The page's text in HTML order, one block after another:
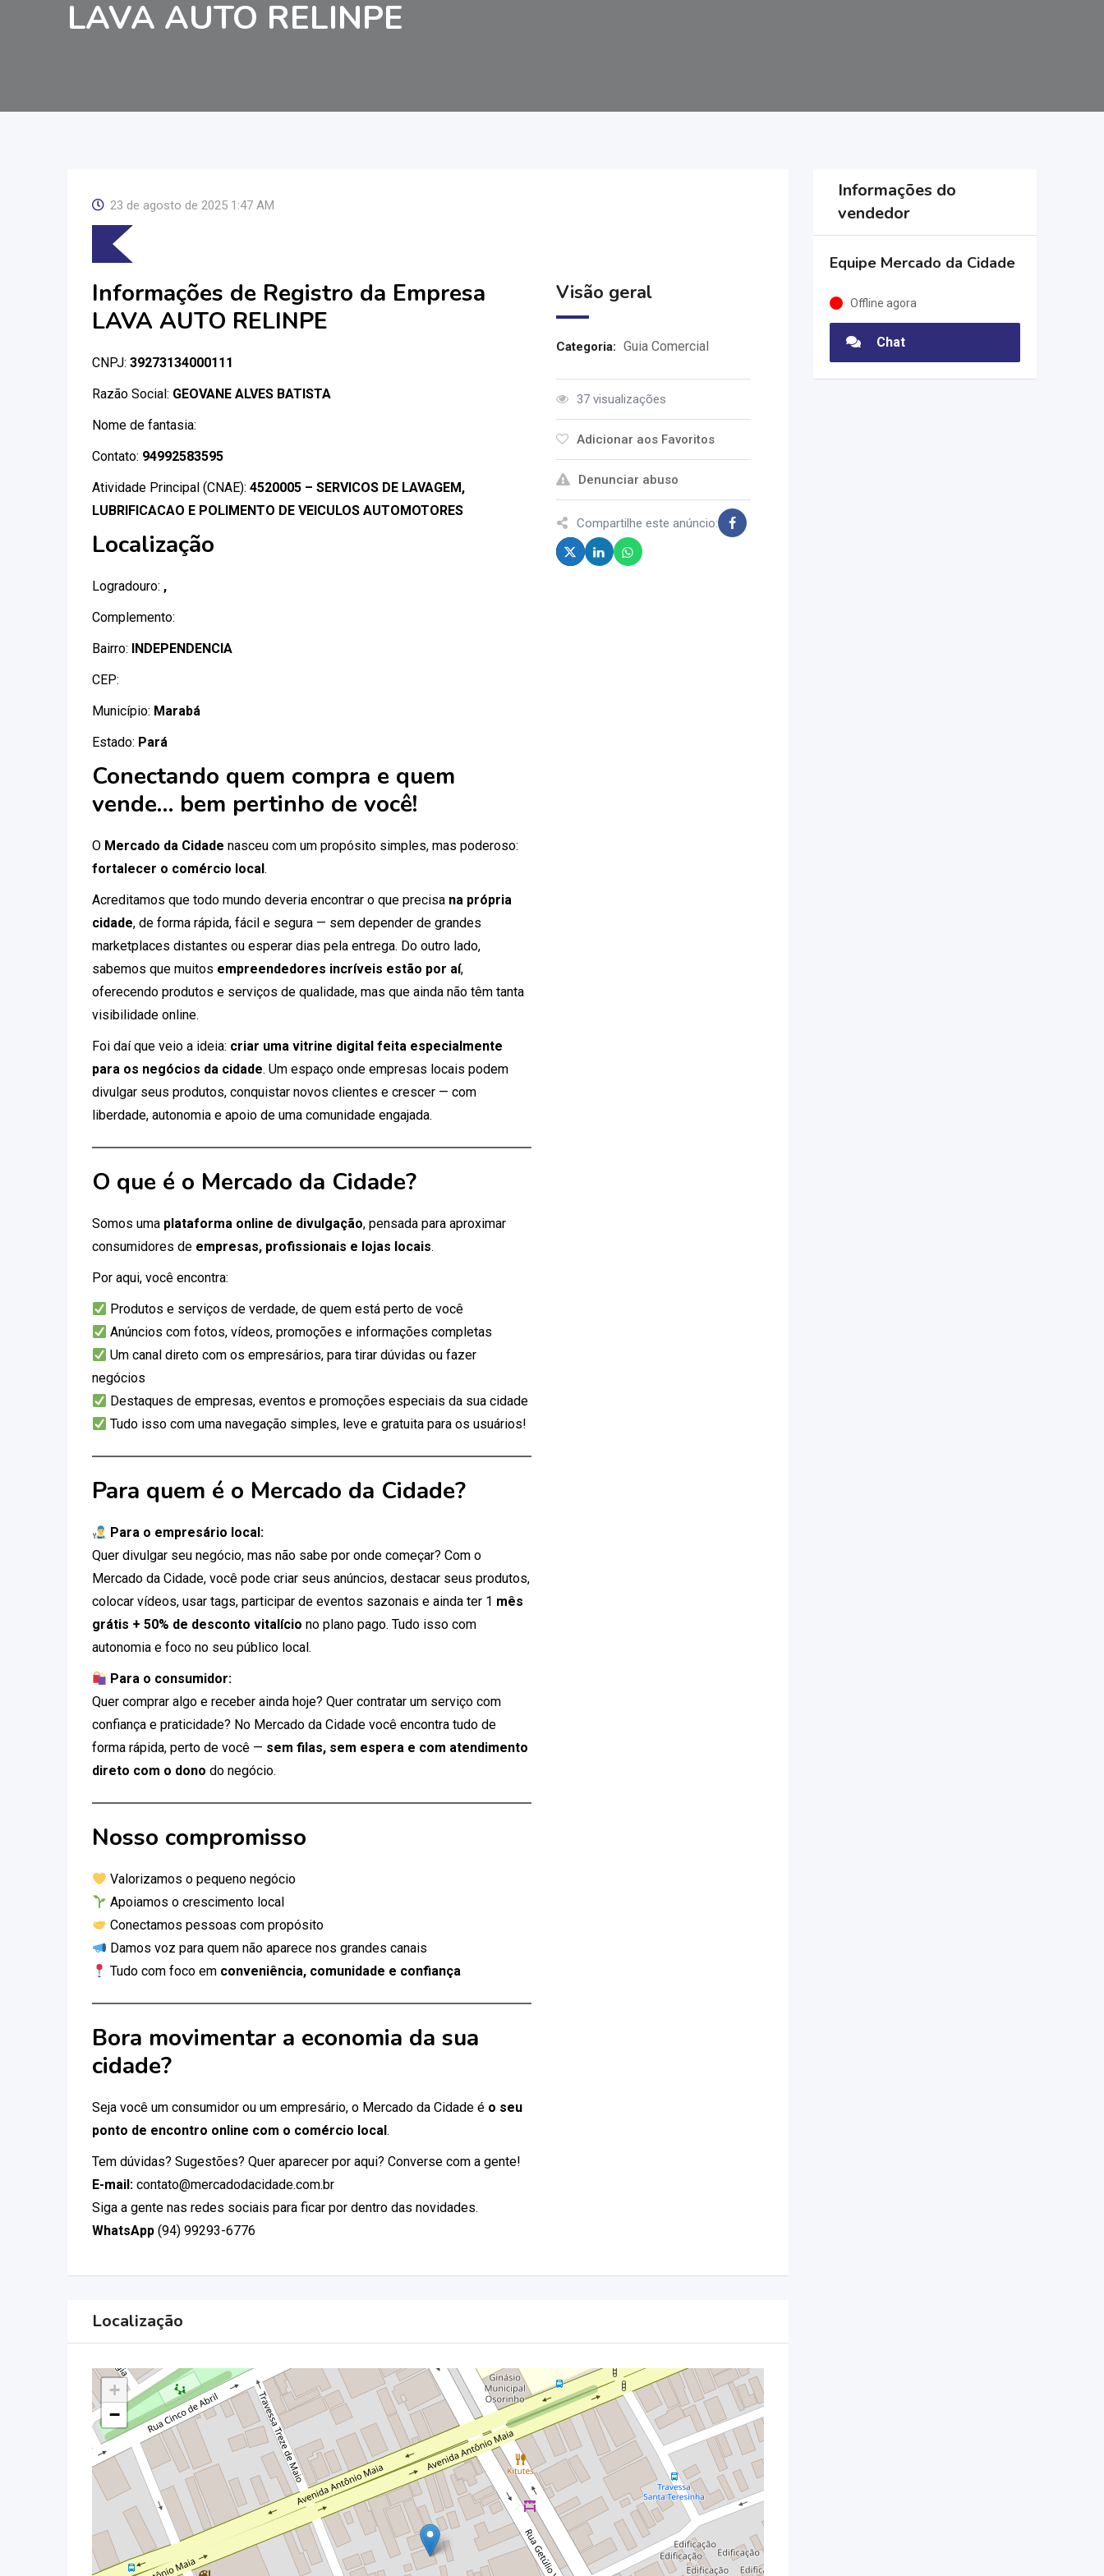
LAVA AUTO RELINPE
23 de agosto de 2025 1:47 AM
Informações de Registro da Empresa
LAVA AUTO RELINPE
CNPJ: 39273134000111
Razão Social: GEOVANE ALVES BATISTA
Nome de fantasia:
Contato: 94992583595
Atividade Principal (CNAE): 4520005 – SERVICOS DE LAVAGEM,
LUBRIFICACAO E POLIMENTO DE VEICULOS AUTOMOTORES
Localização
Logradouro: ,
Complemento:
Bairro: INDEPENDENCIA
CEP:
Município: Marabá
Estado: Pará
Conectando quem compra e quem
vende… bem pertinho de você!
O Mercado da Cidade nasceu com um propósito simples, mas poderoso:
fortalecer o comércio local.
Acreditamos que todo mundo deveria encontrar o que precisa na própria
cidade, de forma rápida, fácil e segura — sem depender de grandes
marketplaces distantes ou esperar dias pela entrega. Do outro lado,
sabemos que muitos empreendedores incríveis estão por aí,
oferecendo produtos e serviços de qualidade, mas que ainda não têm tanta
visibilidade online.
Foi daí que veio a ideia: criar uma vitrine digital feita especialmente
para os negócios da cidade. Um espaço onde empresas locais podem
divulgar seus produtos, conquistar novos clientes e crescer — com
liberdade, autonomia e apoio de uma comunidade engajada.
O que é o Mercado da Cidade?
Somos uma plataforma online de divulgação, pensada para aproximar
consumidores de empresas, profissionais e lojas locais.
Por aqui, você encontra:
Produtos e serviços de verdade, de quem está perto de você
Anúncios com fotos, vídeos, promoções e informações completas
Um canal direto com os empresários, para tirar dúvidas ou fazer
negócios
Destaques de empresas, eventos e promoções especiais da sua cidade
Tudo isso com uma navegação simples, leve e gratuita para os usuários!
Para quem é o Mercado da Cidade?
Para o empresário local:
Quer divulgar seu negócio, mas não sabe por onde começar? Com o
Mercado da Cidade, você pode criar seus anúncios, destacar seus produtos,
colocar vídeos, usar tags, participar de eventos sazonais e ainda ter 1 mês
grátis + 50% de desconto vitalício no plano pago. Tudo isso com
autonomia e foco no seu público local.
Para o consumidor:
Quer comprar algo e receber ainda hoje? Quer contratar um serviço com
confiança e praticidade? No Mercado da Cidade você encontra tudo de
forma rápida, perto de você — sem filas, sem espera e com atendimento
direto com o dono do negócio.
Nosso compromisso
Valorizamos o pequeno negócio
Apoiamos o crescimento local
Conectamos pessoas com propósito
Damos voz para quem não aparece nos grandes canais
Tudo com foco em conveniência, comunidade e confiança
Bora movimentar a economia da sua
cidade?
Seja você um consumidor ou um empresário, o Mercado da Cidade é o seu
ponto de encontro online com o comércio local.
Tem dúvidas? Sugestões? Quer aparecer por aqui? Converse com a gente!
E-mail: contato@mercadodacidade.com.br
Siga a gente nas redes sociais para ficar por dentro das novidades.
WhatsApp (94) 99293-6776
Visão geral
Categoria: Guia Comercial
37 visualizações
Adicionar aos Favoritos
Denunciar abuso
Compartilhe este anúncio:
Localização
+
−
Informações do
vendedor
Equipe Mercado da Cidade
Offline agora
Chat